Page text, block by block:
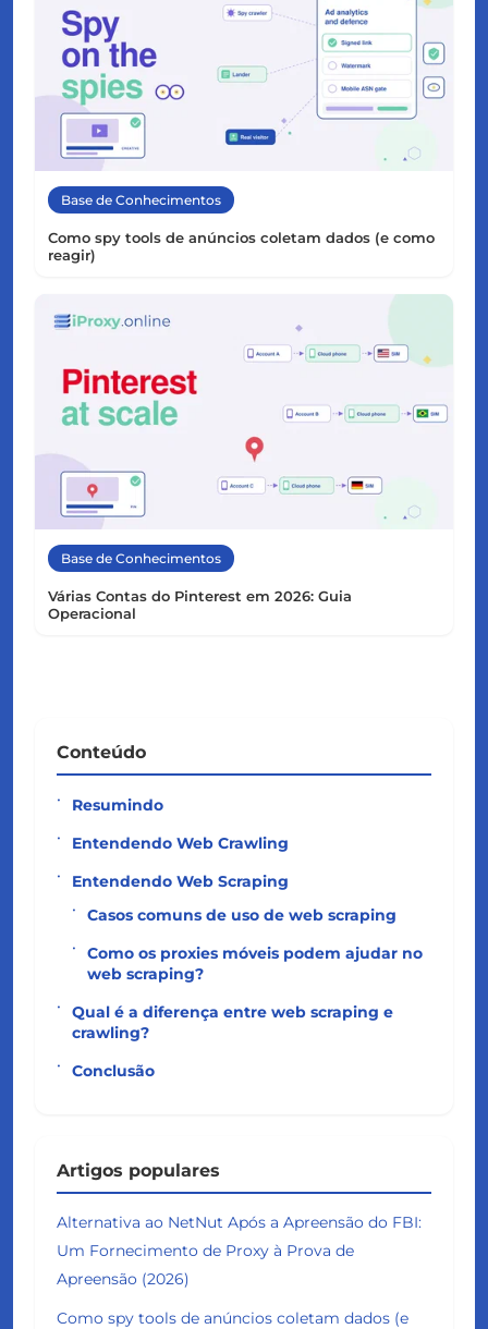
Base de Conhecimentos
Como spy tools de anúncios coletam dados (e como
reagir)
Base de Conhecimentos
Várias Contas do Pinterest em 2026: Guia
Operacional
Conteúdo
Resumindo
Entendendo Web Crawling
Entendendo Web Scraping
Casos comuns de uso de web scraping
Como os proxies móveis podem ajudar no
web scraping?
Qual é a diferença entre web scraping e
crawling?
Conclusão
Artigos populares
Alternativa ao NetNut Após a Apreensão do FBI:
Um Fornecimento de Proxy à Prova de
Apreensão (2026)
Como spy tools de anúncios coletam dados (e